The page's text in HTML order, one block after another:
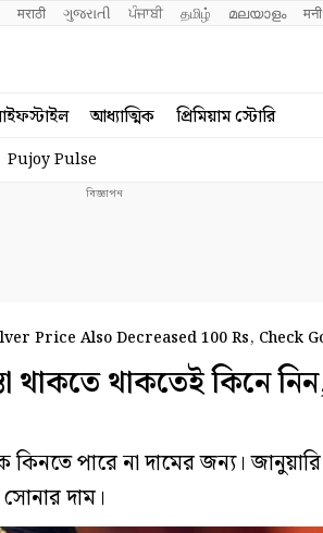
मराठी ગુજરાતી ਪੰਜਾਬੀ தமிழ் മലയാളം
আধ্যাত্মিক প্রিমিয়াম স্টোরি
Pujoy Pulse
Price Also Decreased 100 Rs, Check
থাকতে থাকতেই কিনে
পারে না দামের জন্য।
দাম।